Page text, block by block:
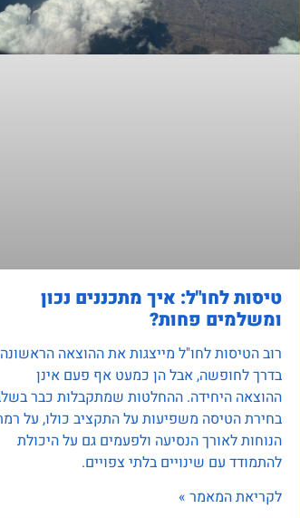
טיסות לחו"ל: איך מתכננים נכון
ומשלמים פחות?
רוב הטיסות לחו"ל מייצגות את ההוצאה הראשונה
בדרך לחופשה, אבל הן כמעט אף פעם אינן
ההוצאה היחידה. ההחלטות שמתקבלות כבר
בחירת הטיסה משפיעות על התקציב כולו, על
הנוחות לאורך הנסיעה ולפעמים גם על היכולת
להתמודד עם שינויים בלתי צפויים.
לקריאת המאמר »